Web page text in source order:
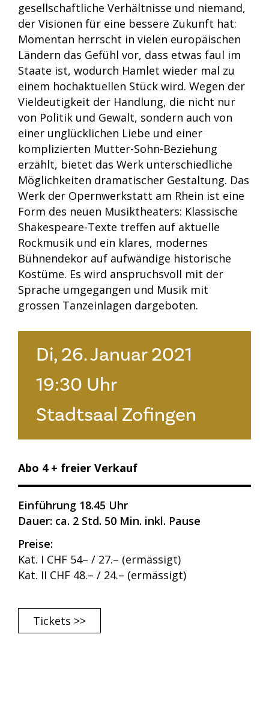
gesellschaftliche Verhältnisse und niemand,
der Visionen für eine bessere Zukunft hat:
Momentan herrscht in vielen europäischen
Ländern das Gefühl vor, dass etwas faul im
Staate ist, wodurch Hamlet wieder mal zu
einem hochaktuellen Stück wird. Wegen der
Vieldeutigkeit der Handlung, die nicht nur
von Politik und Gewalt, sondern auch von
einer unglücklichen Liebe und einer
komplizierten Mutter-Sohn-Beziehung
erzählt, bietet das Werk unterschiedliche
Möglichkeiten dramatischer Gestaltung. Das
Werk der Opernwerkstatt am Rhein ist eine
Form des neuen Musiktheaters: Klassische
Shakespeare-Texte treffen auf aktuelle
Rockmusik und ein klares, modernes
Bühnendekor auf aufwändige historische
Kostüme. Es wird anspruchsvoll mit der
Sprache umgegangen und Musik mit
grossen Tanzeinlagen dargeboten.
Di, 26. Januar 2021
19:30 Uhr
Stadtsaal Zofingen
Abo 4 + freier Verkauf
Einführung 18.45 Uhr
Dauer: ca. 2 Std. 50 Min. inkl. Pause
Preise:
Kat. I CHF 54– / 27.– (ermässigt)
Kat. II CHF 48.– / 24.– (ermässigt)
Tickets >>